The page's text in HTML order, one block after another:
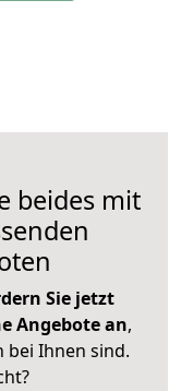
beides mit
Sie jetzt
Angebote an,
bei Ihnen sind.